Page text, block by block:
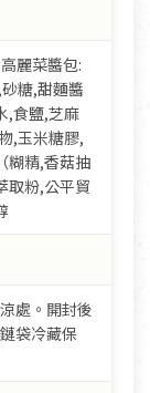
麗菜醬包:
糖,甜麵醬
,食鹽,芝麻
,玉米糖膠,
糊精,香菇抽
取粉,公平貿
處。開封後
袋冷藏保